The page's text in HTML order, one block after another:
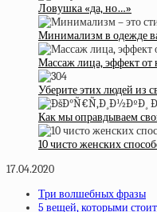
Ловушка «да, но…»
Минимализм в одежде
Массаж лица, эффект от
Уберите этих людей из
Как мы оправдываем
10 чисто женских
17.04.2020
Три волшебных фразы
5 вещей, которыми стоит